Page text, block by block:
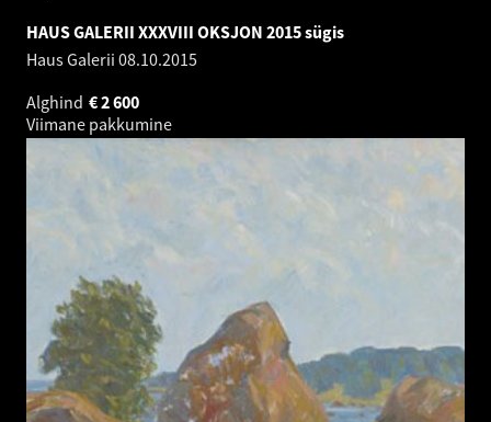
HAUS GALERII XXXVIII OKSJON 2015 sügis
Haus Galerii 08.10.2015
Alghind
2 600
€
Viimane pakkumine